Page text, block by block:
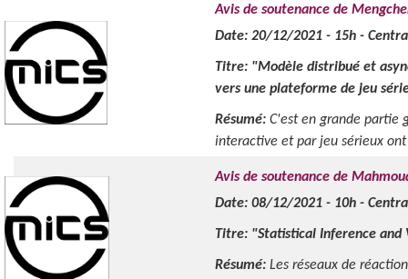
Avis de soutenance de
Date: 20/12/2021 - 15h -
Titre: "Modèle distribué et
vers une plateforme de jeu
Résumé: C'est en grande partie
interactive et par jeu sérieux
Avis de soutenance de
Date: 08/12/2021 - 10h -
Titre: "Statistical Inference
Résumé: Les réseaux de